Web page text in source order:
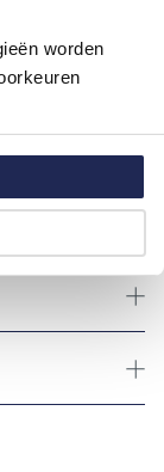
worden